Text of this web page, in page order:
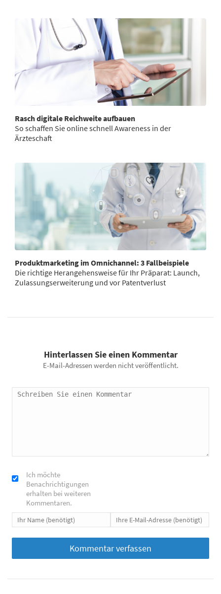
Rasch digitale Reichweite aufbauen
So schaffen Sie online schnell Awareness in der
Ärzteschaft
Produktmarketing im Omnichannel: 3 Fallbeispiele
Die richtige Herangehensweise für Ihr Präparat: Launch,
Zulassungserweiterung und vor Patentverlust
Hinterlassen Sie einen Kommentar
E-Mail-Adressen werden nicht veröffentlicht.
Ich möchte
Benachrichtigungen
erhalten bei weiteren
Kommentaren.